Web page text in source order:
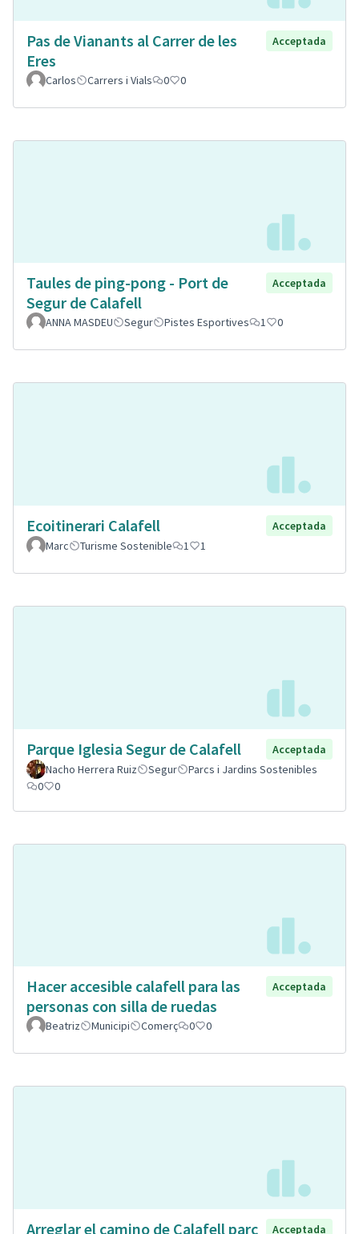
Pas de Vianants al Carrer de les
Eres
Acceptada
Carlos Carrers i Vials 0 0
Taules de ping-pong - Port de
Segur de Calafell
Acceptada
ANNA MASDEU Segur Pistes Esportives 1 0
Ecoitinerari Calafell
Acceptada
Marc
Turisme Sostenible 1 1
Parque Iglesia Segur de Calafell
Acceptada
Nacho Herrera Ruiz
Segur
Parcs i Jardins Sostenibles
0
0
Hacer accesible calafell para las
personas con silla de ruedas
Acceptada
Beatriz Municipi Comerç 0 0
Arreglar el camino de Calafell parc Acceptada